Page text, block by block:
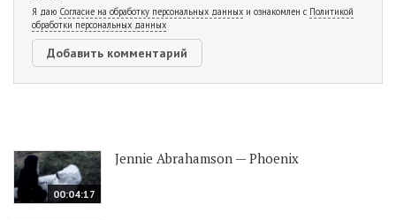
Я даю Согласие на обработку персональных данных и ознакомлен с Политикой
обработки персональных данных
00:04:17
Jennie Abrahamson — Phoenix